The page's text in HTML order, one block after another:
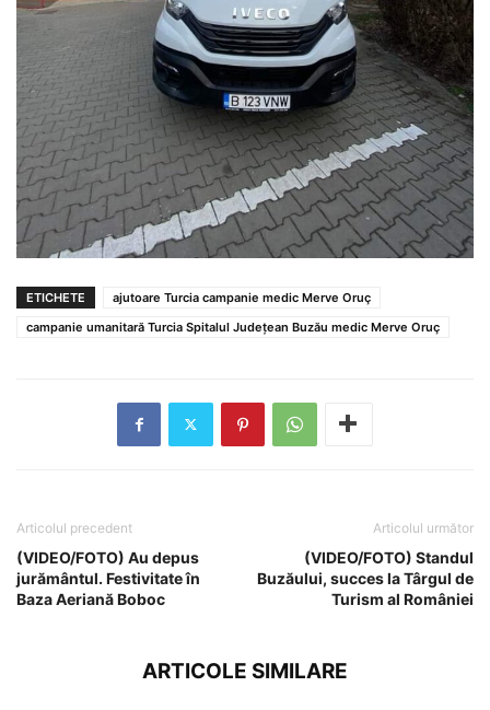
ETICHETE
ajutoare Turcia campanie medic Merve Oruç
campanie umanitară Turcia Spitalul Județean Buzău medic Merve Oruç
Articolul precedent
(VIDEO/FOTO) Au depus
jurământul. Festivitate în
Baza Aeriană Boboc
Articolul următor
(VIDEO/FOTO) Standul
Buzăului, succes la Târgul de
Turism al României
ARTICOLE SIMILARE